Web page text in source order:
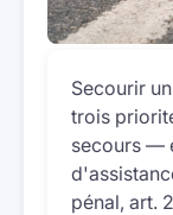
Secourir
trois
secours —
pénal, art.